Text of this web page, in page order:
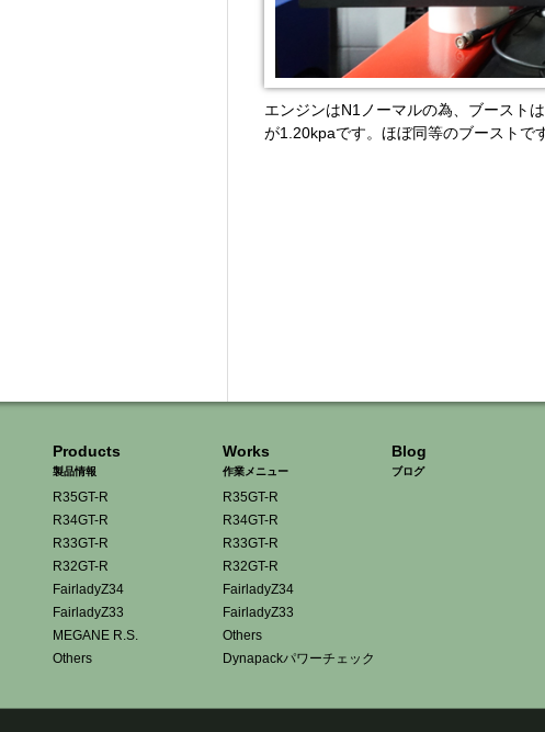
エンジンはN1ノーマルの為、ブースト
が1.20kpaです。ほぼ同等のブーストで
Products
製品情報
R35GT-R
R34GT-R
R33GT-R
R32GT-R
FairladyZ34
FairladyZ33
MEGANE R.S.
Others
Works
作業メニュー
R35GT-R
R34GT-R
R33GT-R
R32GT-R
FairladyZ34
FairladyZ33
Others
Dynapackパワーチェック
Blog
ブログ